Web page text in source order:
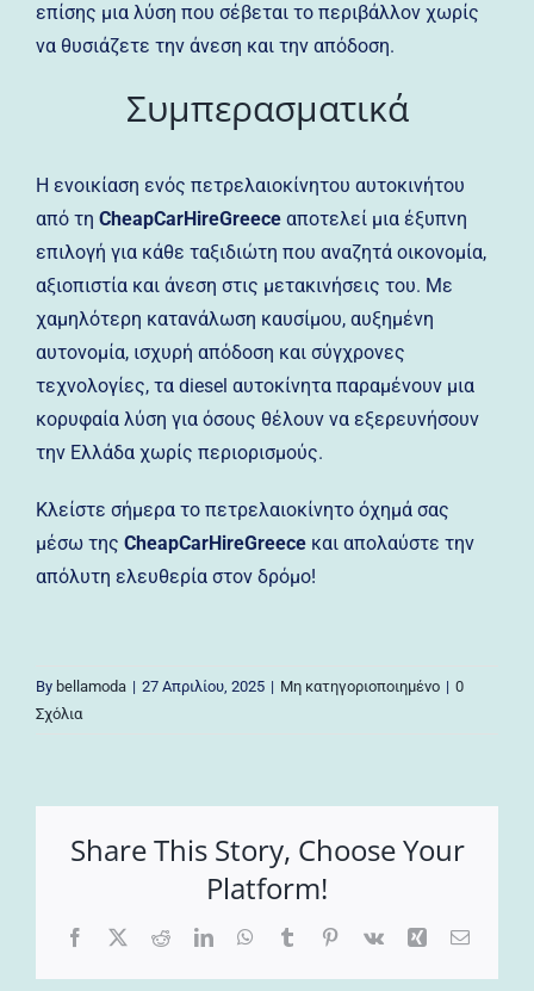
επίσης μια λύση που σέβεται το περιβάλλον χωρίς
να θυσιάζετε την άνεση και την απόδοση.
Συμπερασματικά
Η ενοικίαση ενός πετρελαιοκίνητου αυτοκινήτου
από τη CheapCarHireGreeceαποτελεί μια έξυπνη
επιλογή για κάθε ταξιδιώτη που αναζητά οικονομία,
αξιοπιστία και άνεση στις μετακινήσεις του. Με
χαμηλότερη κατανάλωση καυσίμου, αυξημένη
αυτονομία, ισχυρή απόδοση και σύγχρονες
τεχνολογίες, τα diesel αυτοκίνητα παραμένουν μια
κορυφαία λύση για όσους θέλουν να εξερευνήσουν
την Ελλάδα χωρίς περιορισμούς.
Κλείστε σήμερα το πετρελαιοκίνητο όχημά σας
μέσω της CheapCarHireGreeceκαι απολαύστε την
απόλυτη ελευθερία στον δρόμο!
By bellamoda | 27 Απριλίου, 2025 | Μη κατηγοριοποιημένο | 0
Σχόλια
Share This Story, Choose Your
Platform!
Facebook
X RedditLinkedInWhatsApp
TumblrPinterest
Vk Xing Email